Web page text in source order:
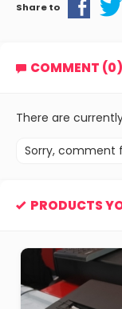
Share to
COMMENT (0)
There are
Sorry, comment
PRODUCTS